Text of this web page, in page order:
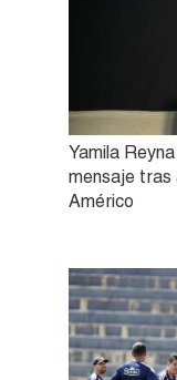
Yamila
mensaje tras
Américo